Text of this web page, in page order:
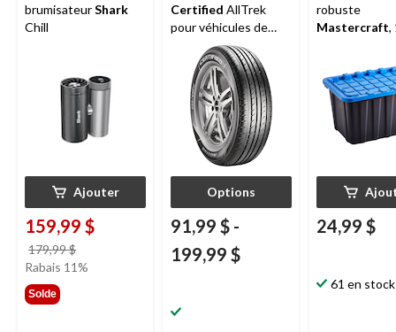
brumisateurShark
Chill
Ajouter
159,99 $
179,99 $
était
Rabais 11%
Solde
Certified AllTrek
pour véhicules de
tourisme et
multisegments
Options
91,99 $ -
199,99 $
robuste
Mastercraft,
24,99 $
61 en stock